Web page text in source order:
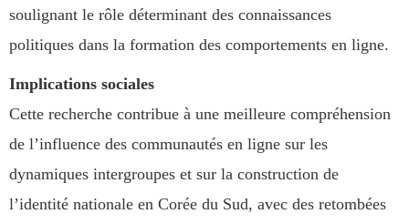
soulignant le rôle déterminant des connaissances
politiques dans la formation des comportements en ligne.
Implications sociales
Cette recherche contribue à une meilleure compréhension
de l’influence des communautés en ligne sur les
dynamiques intergroupes et sur la construction de
l’identité nationale en Corée du Sud, avec des retombées